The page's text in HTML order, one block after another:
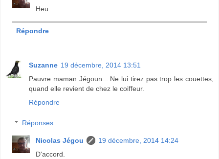
Heu.
Répondre
Suzanne 19 décembre, 2014 13:51
Pauvre maman Jégoun... Ne lui tirez pas trop les couettes,
quand elle revient de chez le coiffeur.
Répondre
Réponses
Nicolas Jégou
19 décembre, 2014 14:24
D'accord.